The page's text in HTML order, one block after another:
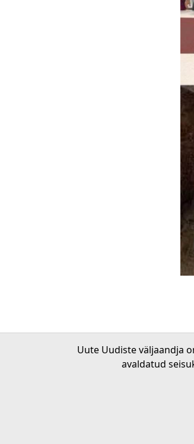
Uute Uudiste väljaandja
avaldatud